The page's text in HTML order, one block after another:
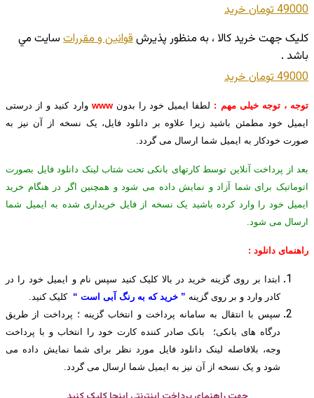
49000 تومان
خريد
کليک جهت خريد کالا ، به منظور پذيرشقوانين و مقررات سايت مي
باشد .
49000 تومان
خريد
توجه ، توجه خیلی مهم : لطفا ایمیل خود را بدون www وارد کنید و از درستی
ایمیل خود مطمئن باشید زیرا علاوه بر دانلود فایل، یک نسخه از آن نیز به
صورت خودکار به ایمیل شما ارسال می گردد.
بعد از پرداخت آنلاین توسط کارتهای بانکی تحت شتاب لینک دانلود فایل بصورت
اتوماتیک برای شما آزاد و نمایش داده می شود و همچنین اگر در هنگام خرید
ایمیل خود را وارد کرده باشید یک نسخه از فایل خریداری شده به ایمیل شما
ارسال می شود.
راهنمای دانلود :
ابتدا بر روی گزینه خرید در بالا کلیک کنید سپس نام و ایمیل خود را در
کادر وارد و بر روی گزینه ” خرید که به رنگ آبی است “ کلیک کنید.
سپس با انتقال به سامانه پرداخت و انتخاب گزینه ؛ پرداخت از طریق
درگاه های بانکی؛ بانک صادر کننده کارت خود را انتخاب و با پرداخت
وجه، بلافاصله لینک دانلود فایل مورد نظر برای شما نمایش داده می
شود و یک نسخه از آن نیز به ایمیل شما ارسال می گردد.